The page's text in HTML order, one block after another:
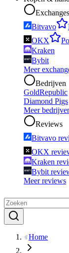
Exchanges
Bitvavo
OKX
Kraken
Bybit
Meer
Bedrijven
GoldRepublic
Diamond Pigs
Meer
Reviews
Bitvavo
OKX
Kraken
Bybit
Meer reviews
Home